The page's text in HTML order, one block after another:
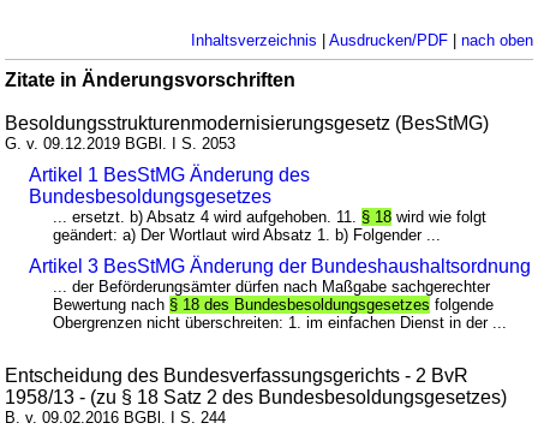
Inhaltsverzeichnis Ausdrucken/PDF| nach oben
Zitate in Änderungsvorschriften
Besoldungsstrukturenmodernisierungsgesetz (BesStMG)
G. v. 09.12.2019 BGBl. I S. 2053
Artikel 1 BesStMG Änderung des
Bundesbesoldungsgesetzes
... ersetzt. b) Absatz 4 wird aufgehoben. 11. § 18 wird wie folgt
geändert: a) Der Wortlaut wird Absatz 1. b) Folgender ...
Artikel 3 BesStMG Änderung der Bundeshaushaltsordnung
... der Beförderungsämter dürfen nach Maßgabe sachgerechter
Bewertung nach § 18 des Bundesbesoldungsgesetzes folgende
Obergrenzen nicht überschreiten: 1. im einfachen Dienst in der ...
Entscheidung des Bundesverfassungsgerichts - 2 BvR
1958/13 - (zu § 18 Satz 2 des Bundesbesoldungsgesetzes)
B. v. 09.02.2016 BGBl. I S. 244